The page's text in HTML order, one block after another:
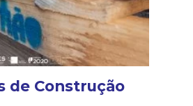
de Construção